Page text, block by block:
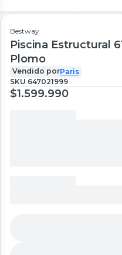
Bestway
Piscina Estructural
Plomo
Vendido porParis
SKU 647021999
$1.599.990